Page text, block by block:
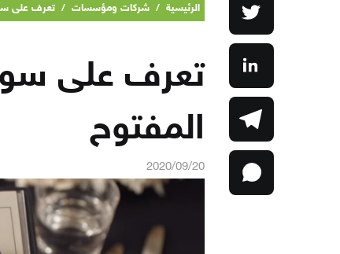
الرئيسية / شركات ومؤسسات / تعرف على
تعرف على
المفتوح
2020/09/20